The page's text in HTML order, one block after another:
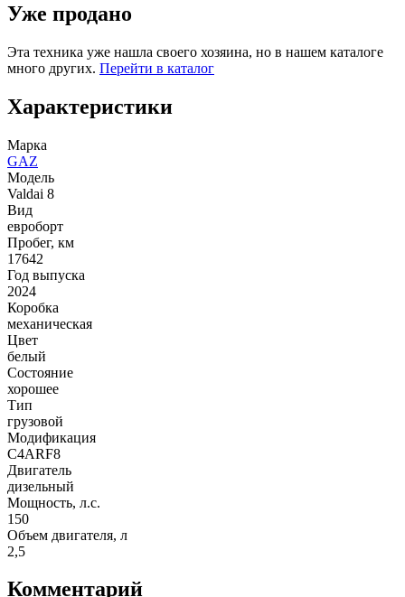
Уже продано
Эта техника уже нашла своего хозяина, но в нашем каталоге
много других. Перейти в каталог
Характеристики
Марка
GAZ
Модель
Valdai 8
Вид
евроборт
Пробег, км
17642
Год выпуска
2024
Коробка
механическая
Цвет
белый
Состояние
хорошее
Тип
грузовой
Модификация
C4ARF8
Двигатель
дизельный
Мощность, л.с.
150
Объем двигателя, л
2,5
Комментарий